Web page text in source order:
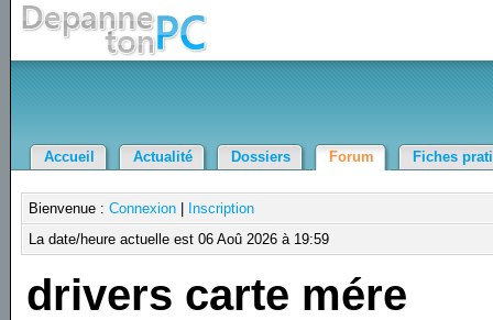
Accueil Actualité Dossiers Forum Fiches
Bienvenue :Connexion
Inscription
La date/heure actuelle est 06 Aoû 2026 à 19:59
drivers carte mére